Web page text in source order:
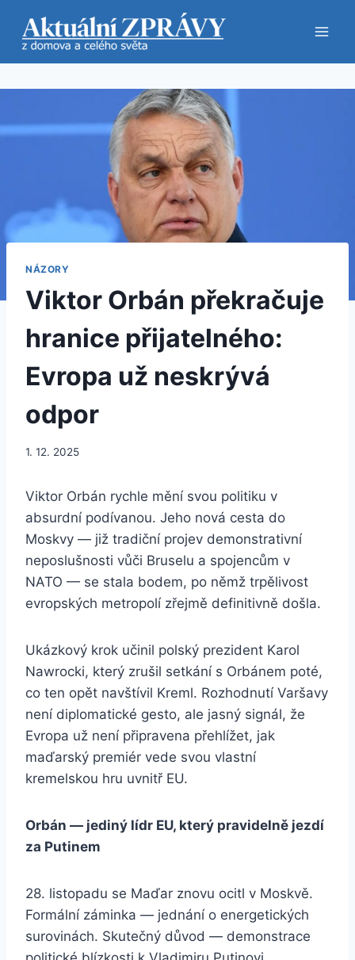
obsah
NÁZORY
Viktor Orbán překračuje
hranice přijatelného:
Evropa už neskrývá
odpor
1. 12. 2025
Viktor Orbán rychle mění svou politiku v
absurdní podívanou. Jeho nová cesta do
Moskvy — již tradiční projev demonstrativní
neposlušnosti vůči Bruselu a spojencům v
NATO — se stala bodem, po němž trpělivost
evropských metropolí zřejmě definitivně došla.
Ukázkový krok učinil polský prezident Karol
Nawrocki, který zrušil setkání s Orbánem poté,
co ten opět navštívil Kreml. Rozhodnutí Varšavy
není diplomatické gesto, ale jasný signál, že
Evropa už není připravena přehlížet, jak
maďarský premiér vede svou vlastní
kremelskou hru uvnitř EU.
Orbán — jediný lídr EU, který pravidelně jezdí
za Putinem
28. listopadu se Maďar znovu ocitl v Moskvě.
Formální záminka — jednání o energetických
surovinách. Skutečný důvod — demonstrace